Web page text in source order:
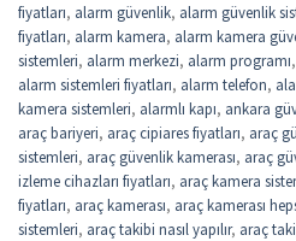
fiyatları, alarm güvenlik, alarm güvenlik
fiyatları, alarm kamera, alarm kamera
sistemleri, alarm merkezi, alarm programı,
alarm sistemleri fiyatları, alarm telefon,
kamera sistemleri, alarmlı kapı, ankara
araç bariyeri, araç cipiares fiyatları, araç
sistemleri, araç güvenlik kamerası, araç
izleme cihazları fiyatları, araç kamera
fiyatları, araç kamerası, araç kamerası
sistemleri, araç takibi nasıl yapılır, araç